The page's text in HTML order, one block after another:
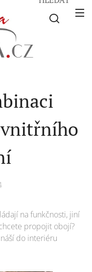
na funkčnosti, jiní
propojit obojí?
do interiéru